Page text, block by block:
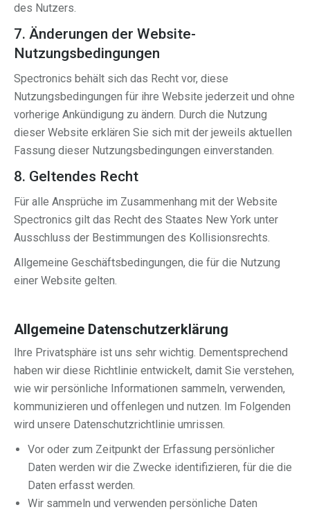
des Nutzers.
7. Änderungen der Website-
Nutzungsbedingungen
Spectronics behält sich das Recht vor, diese
Nutzungsbedingungen für ihre Website jederzeit und ohne
vorherige Ankündigung zu ändern. Durch die Nutzung
dieser Website erklären Sie sich mit der jeweils aktuellen
Fassung dieser Nutzungsbedingungen einverstanden.
8. Geltendes Recht
Für alle Ansprüche im Zusammenhang mit der Website
Spectronics gilt das Recht des Staates New York unter
Ausschluss der Bestimmungen des Kollisionsrechts.
Allgemeine Geschäftsbedingungen, die für die Nutzung
einer Website gelten.
Allgemeine Datenschutzerklärung
Ihre Privatsphäre ist uns sehr wichtig. Dementsprechend
haben wir diese Richtlinie entwickelt, damit Sie verstehen,
wie wir persönliche Informationen sammeln, verwenden,
kommunizieren und offenlegen und nutzen. Im Folgenden
wird unsere Datenschutzrichtlinie umrissen.
Vor oder zum Zeitpunkt der Erfassung persönlicher
Daten werden wir die Zwecke identifizieren, für die die
Daten erfasst werden.
Wir sammeln und verwenden persönliche Daten